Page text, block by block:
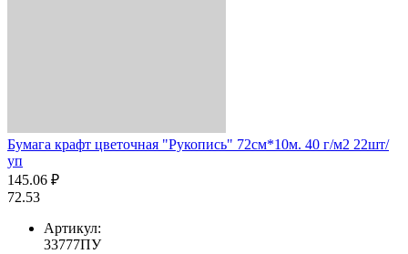
Бумага крафт цветочная "Рукопись" 72см*10м. 40 г/м2 22шт/
уп
145.06 ₽
72.53
Артикул:
33777ПУ